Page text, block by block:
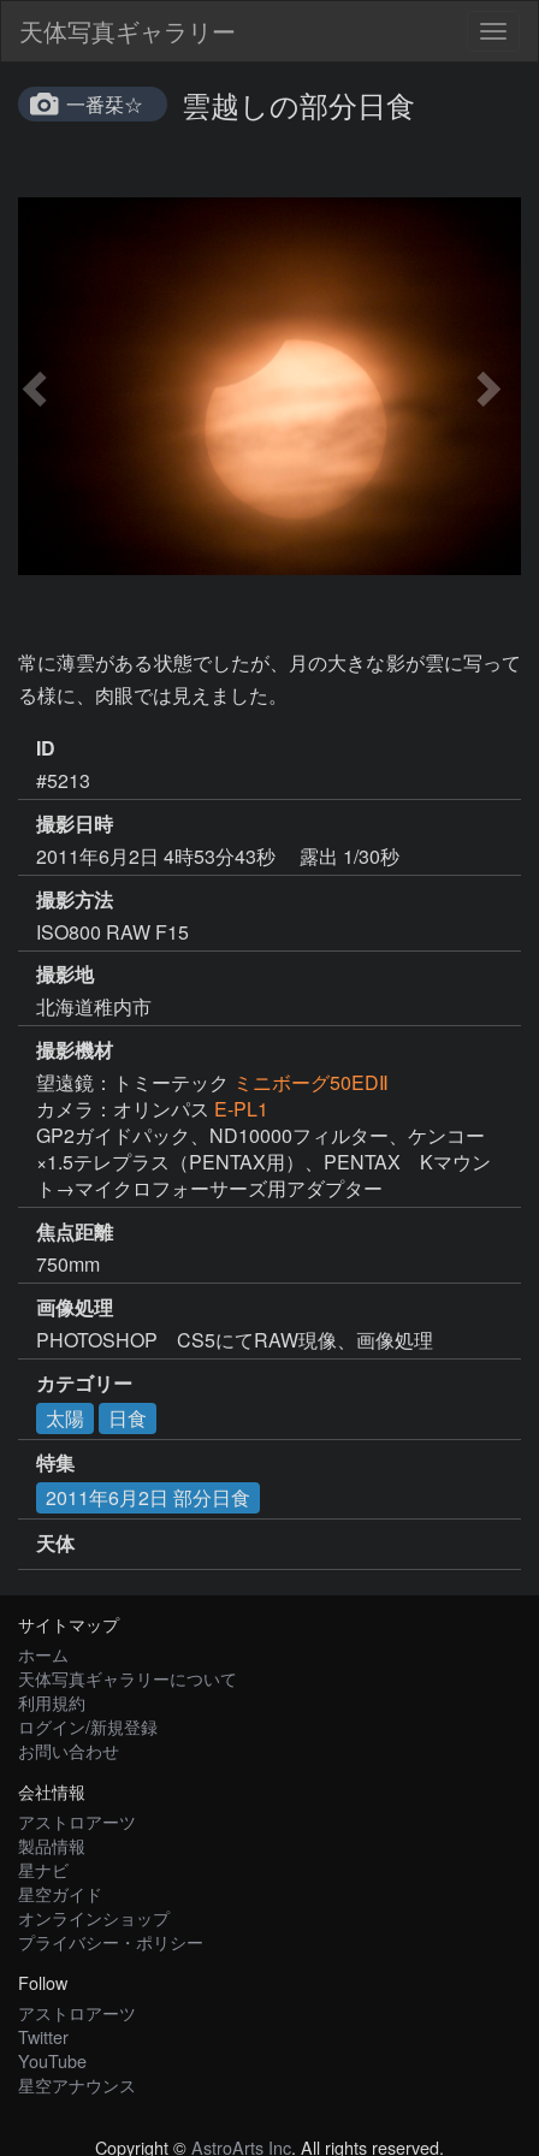
天体写真ギャラリー
一番栞☆ 雲越しの部分日食
常に薄雲がある状態でしたが、月の大きな影が雲に写って
る様に、肉眼では見えました。
ID
#5213
撮影日時
2011年6月2日 4時53分43秒
露出 1/30秒
撮影方法
ISO800 RAW F15
撮影地
北海道稚内市
撮影機材
望遠鏡：トミーテック ミニボーグ50EDⅡ
カメラ：オリンパス E-PL1
GP2ガイドパック、ND10000フィルター、ケンコー
×1.5テレプラス（PENTAX用）、PENTAX　Kマウン
ト→マイクロフォーサーズ用アダプター
焦点距離
750mm
画像処理
PHOTOSHOP　CS5にてRAW現像、画像処理
カテゴリー
太陽
日食
特集
2011年6月2日 部分日食
天体
サイトマップ
ホーム
天体写真ギャラリーについて
利用規約
ログイン/新規登録
お問い合わせ
会社情報
アストロアーツ
製品情報
星ナビ
星空ガイド
オンラインショップ
プライバシー・ポリシー
Follow
アストロアーツ
Twitter
YouTube
星空アナウンス
Copyright ©AstroArts Inc. All rights reserved.